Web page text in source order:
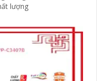
lượng